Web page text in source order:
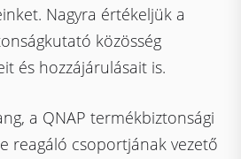
Nagyra értékeljük a
közösség
és hozzájárulásait is.
a QNAP termékbiztonsági
reagáló csoportjának vezető